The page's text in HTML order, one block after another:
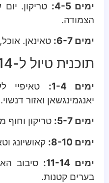
ימים 4-5:
טריקון.
הצמודה.
ימים 6-7:
טאינאן.
תוכנית טיול ל-14 יום בטיוואן
ימים 1-4:
טאיפיי
יאנגמינגשאן ואזור דנשוי.
ימים 5-7:
טריקון וחוף
ימים 8-10:
קאושיונג
ימים 11-14:
סיבוב
בערים קטנות.